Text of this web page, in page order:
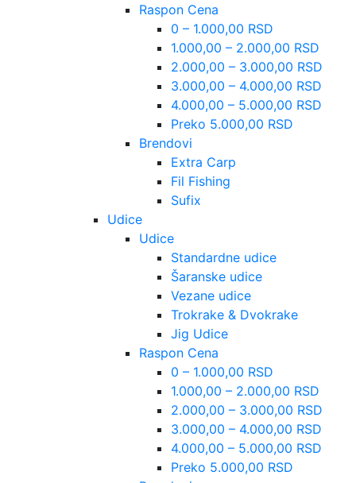
Raspon Cena
0 – 1.000,00 RSD
1.000,00 – 2.000,00 RSD
2.000,00 – 3.000,00 RSD
3.000,00 – 4.000,00 RSD
4.000,00 – 5.000,00 RSD
Preko 5.000,00 RSD
Brendovi
Extra Carp
Fil Fishing
Sufix
Udice
Udice
Standardne udice
Šaranske udice
Vezane udice
Trokrake & Dvokrake
Jig Udice
Raspon Cena
0 – 1.000,00 RSD
1.000,00 – 2.000,00 RSD
2.000,00 – 3.000,00 RSD
3.000,00 – 4.000,00 RSD
4.000,00 – 5.000,00 RSD
Preko 5.000,00 RSD